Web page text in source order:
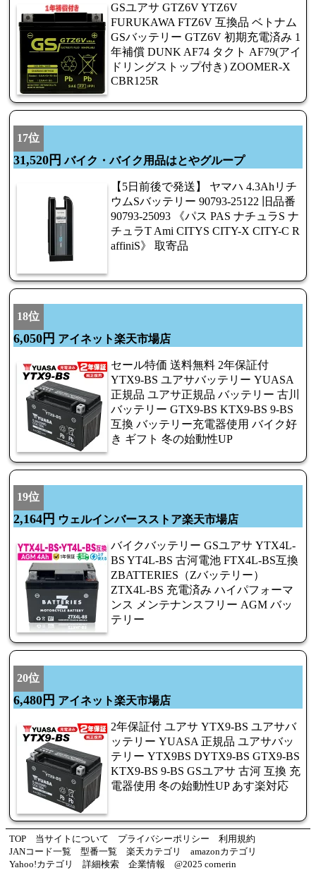
GSユアサ GTZ6V YTZ6V
FURUKAWA FTZ6V 互換品 ベトナム
GSバッテリー GTZ6V 初期充電済み 1
年補償 DUNK AF74 タクト AF79(アイ
ドリングストップ付き) ZOOMER-X
CBR125R
17位
31,520円 バイク・バイク用品はとやグループ
【5日前後で発送】 ヤマハ 4.3Ahリチ
ウムSバッテリー 90793-25122 旧品番
90793-25093 《パス PAS ナチュラS ナ
チュラT Ami CITYS CITY-X CITY-C R
affiniS》 取寄品
18位
6,050円 アイネット楽天市場店
セール特価 送料無料 2年保証付
YTX9-BS ユアサバッテリー YUASA
正規品 ユアサ正規品 バッテリー 古川
バッテリー GTX9-BS KTX9-BS 9-BS
互換 バッテリー充電器使用 バイク好
き ギフト 冬の始動性UP
19位
2,164円 ウェルインバースストア楽天市場店
バイクバッテリー GSユアサ YTX4L-
BS YT4L-BS 古河電池 FTX4L-BS互換
ZBATTERIES（Zバッテリー）
ZTX4L-BS 充電済み ハイパフォーマ
ンス メンテナンスフリー AGM バッ
テリー
20位
6,480円 アイネット楽天市場店
2年保証付 ユアサ YTX9-BS ユアサバ
ッテリー YUASA 正規品 ユアサバッ
テリー YTX9BS DYTX9-BS GTX9-BS
KTX9-BS 9-BS GSユアサ 古河 互換 充
電器使用 冬の始動性UP あす楽対応
TOP 当サイトについて プライバシーポリシー
利用規約
JANコード一覧
型番一覧 楽天カテゴリ
amazonカテゴリ
Yahoo!カテゴリ
詳細検索 企業情報 @2025 cornerin